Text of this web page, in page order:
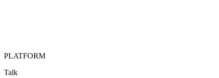
PLATFORM
Talk